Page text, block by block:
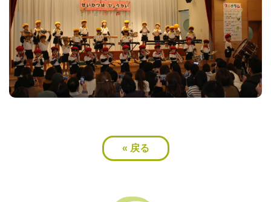
« 戻る